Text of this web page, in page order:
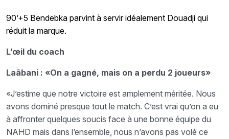
90’+5 Bendebka parvint à servir idéalement Douadji qui
réduit la marque.
L’œil du coach
Laâbani : «On a gagné, mais on a perdu 2 joueurs»
«J’estime que notre victoire est amplement méritée. Nous
avons dominé presque tout le match. C’est vrai qu’on a eu
à affronter quelques soucis face à une bonne équipe du
NAHD mais dans l’ensemble, nous n’avons pas volé ce